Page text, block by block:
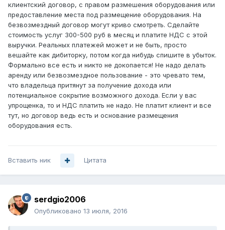
клиентский договор, с правом размешения оборудования или
предоставление места под размещение оборудования. На
безвозмездный договор могут криво смотреть. Сделайте
стоимость услуг 300-500 руб в месяц и платите НДС с этой
выручки. Реальных платежей может и не быть, просто
вешайте как дибиторку, потом когда нибудь спишите в убыток.
Формально все есть и никто не докопается! Не надо делать
аренду или безвозмездное пользование - это чревато тем,
что владельца притянут за получение дохода или
потенциальное сокрытие возможного дохода. Если у вас
упрощенка, то и НДС платить не надо. Не платит клиент и все
тут, но договор ведь есть и основание размещения
оборудования есть.
Вставить ник Цитата
serdgio2006
Опубликовано 13 июля, 2016